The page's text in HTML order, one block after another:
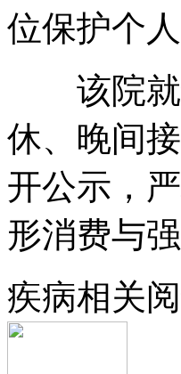
位保护个
该院就
休、晚间
开公示，
形消费与
疾病相关